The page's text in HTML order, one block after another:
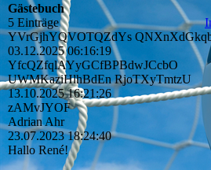
Gästebuch
5 Einträge
YVrGjhYQVOTQZdYs
03.12.2025 06:16:19
YfcQZfqlAYyGCfBPBdwJCcb­O
UWMKaziHlhBdEn RjoTXyTmtzU
13.10.2025 16:21:26
zAMvJYOF
Adrian Ahr
23.07.2023 18:24:40
Hallo René!